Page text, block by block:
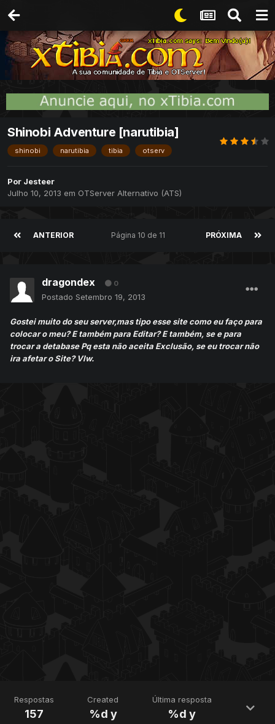
Shinobi Adventure [narutibia]
shinobi narutibia tibia otserv
Por Jesteer
Julho 10, 2013 em OTServer Alternativo (ATS)
ANTERIOR PRÓXIMA
Página 10 de 11
dragondex 0
Postado Setembro 19, 2013
Gostei muito do seu server,mas tipo esse site como eu faço para
colocar o meu? E também para Editar? E também, se e para
trocar a detabase Pq esta não aceita Exclusão, se eu trocar não
ira afetar o Site? Vlw.
Respostas
157
Created
%d y
Última resposta
%d y